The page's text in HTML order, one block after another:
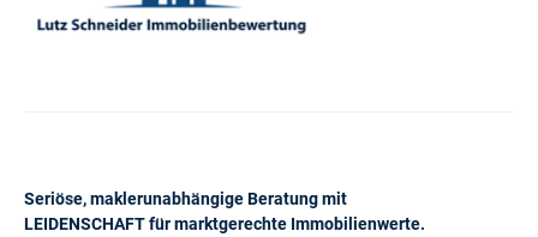
Seriöse, maklerunabhängige Beratung mit
LEIDENSCHAFT für marktgerechte Immobilienwerte.